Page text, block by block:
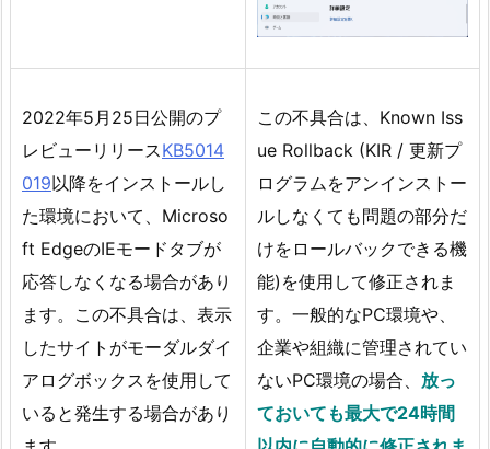
2022年5月25日公開のプ
レビューリリースKB5014
019以降をインストールし
た環境において、Microso
ft EdgeのIEモードタブが
応答しなくなる場合があり
ます。この不具合は、表示
したサイトがモーダルダイ
アログボックスを使用して
いると発生する場合があり
この不具合は、Known Iss
ue Rollback (KIR / 更新プ
ログラムをアンインストー
ルしなくても問題の部分だ
けをロールバックできる機
能)を使用して修正されま
す。一般的なPC環境や、
企業や組織に管理されてい
ないPC環境の場合、 放っ
ておいても最大で24時間